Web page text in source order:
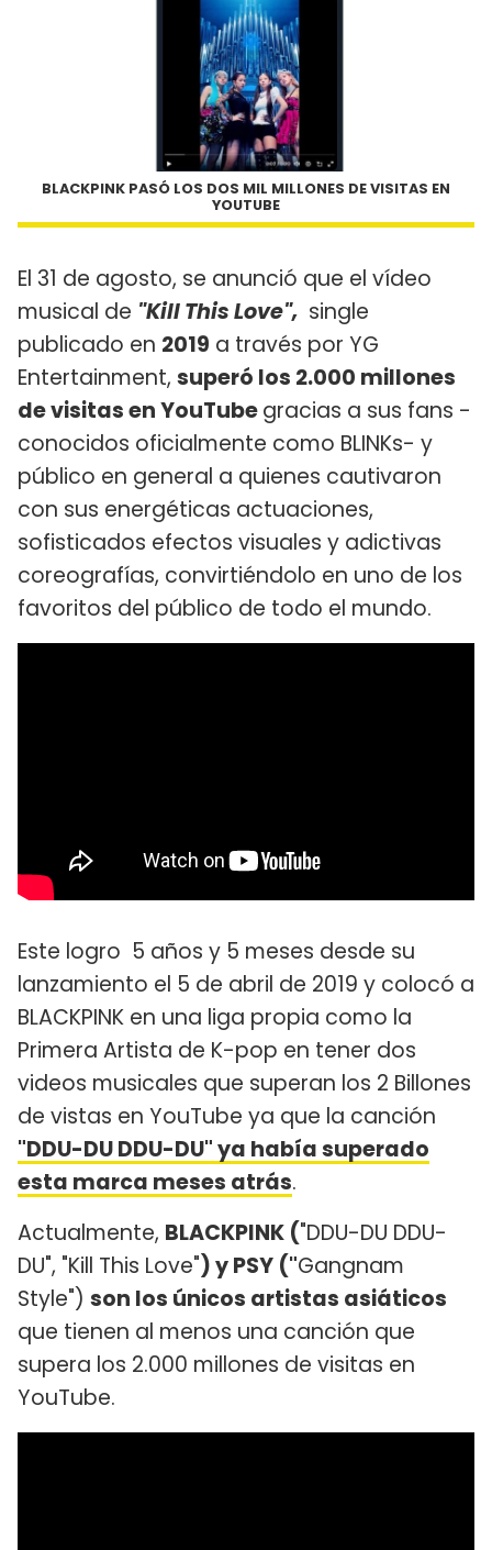
BLACKPINK PASÓ LOS DOS MIL MILLONES DE VISITAS EN
YOUTUBE
El 31 de agosto, se anunció que el vídeo
musical de "Kill This Love", single
publicado en 2019 a través por YG
Entertainment, superó los 2.000 millones
de visitas en YouTubegracias a sus fans -
conocidos oficialmente como BLINKs- y
público en general a quienes cautivaron
con sus energéticas actuaciones,
sofisticados efectos visuales y adictivas
coreografías, convirtiéndolo en uno de los
favoritos del público de todo el mundo.
Este logro 5 años y 5 meses desde su
lanzamiento el 5 de abril de 2019 y colocó a
BLACKPINK en una liga propia como la
Primera Artista de K-pop en tener dos
videos musicales que superan los 2 Billones
de vistas en YouTube ya que la canción
"DDU-DU DDU-DU" ya había superado
esta marca meses atrás.
Actualmente, BLACKPINK ("DDU-DU DDU-
DU", "Kill This Love") y PSY ("Gangnam
Style") son los únicos artistas asiáticos
que tienen al menos una canción que
supera los 2.000 millones de visitas en
YouTube.